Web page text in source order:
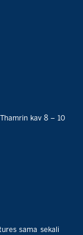
kav 8 – 10
sama sekali